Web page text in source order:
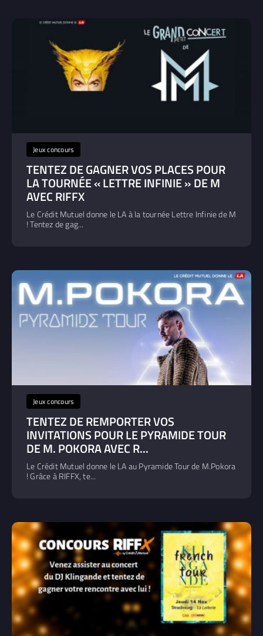
Jeux concours
TENTEZ DE GAGNER VOS PLACES POUR
LA TOURNÉE « LETTRE INFINIE » DE M
AVEC RIFFX
Le Crédit Mutuel donne le LA à la tournée Lettre Infinie de M
! Tentez de gag...
Jeux concours
TENTEZ DE REMPORTER VOS
INVITATIONS POUR LE PYRAMIDE TOUR
DE M. POKORA AVEC R...
Le Crédit Mutuel donne le LA au Pyramide Tour de M.Pokora
! Grâce à RIFFX, te...